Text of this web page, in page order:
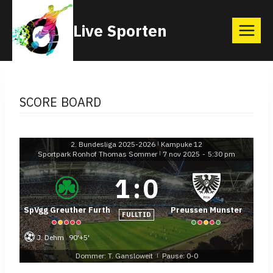
content
Live Sporten
SCORE BOARD
2. Bundesliga 2025-2026 | Kampuke 12
Sportpark Ronhof Thomas Sommer | 7 nov 2025 - 5:30 pm
SpVgg Greuther Furth
1:0
FULLTID Preussen Munster
J. Dehm 90'+5'
Dommer: T. Gansloweit | Pause: 0-0